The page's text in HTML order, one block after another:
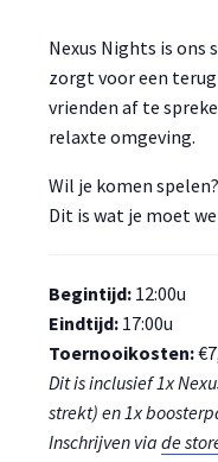
Nexus Nights is ons
zorgt voor een
vrienden af te
relaxte omgeving.
Wil je komen spelen?
Dit is wat je moet
Begintijd: 12:00u
Eindtijd: 17:00u
Toernooikosten:
Dit is inclusief 1x
strekt) en 1x
Inschrijven via de